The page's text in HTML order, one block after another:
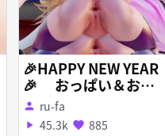
🎉HAPPY NEW YEAR
🎉 おっぱい＆おま
んこタワー
person ru-fa
play_arrow 45.3k favorite 885